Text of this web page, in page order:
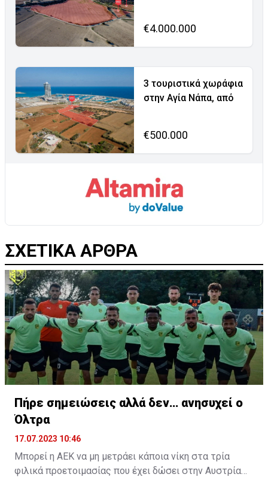
€4.000.000
3 τουριστικά χωράφια
στην Αγία Νάπα, από
€500.000
ΣΧΕΤΙΚΑ ΑΡΘΡΑ
Πήρε σημειώσεις αλλά δεν… ανησυχεί ο
Όλτρα
17.07.2023 10:46
Μπορεί η ΑΕΚ να μη μετράει κάποια νίκη στα τρία
φιλικά προετοιμασίας που έχει δώσει στην Αυστρία